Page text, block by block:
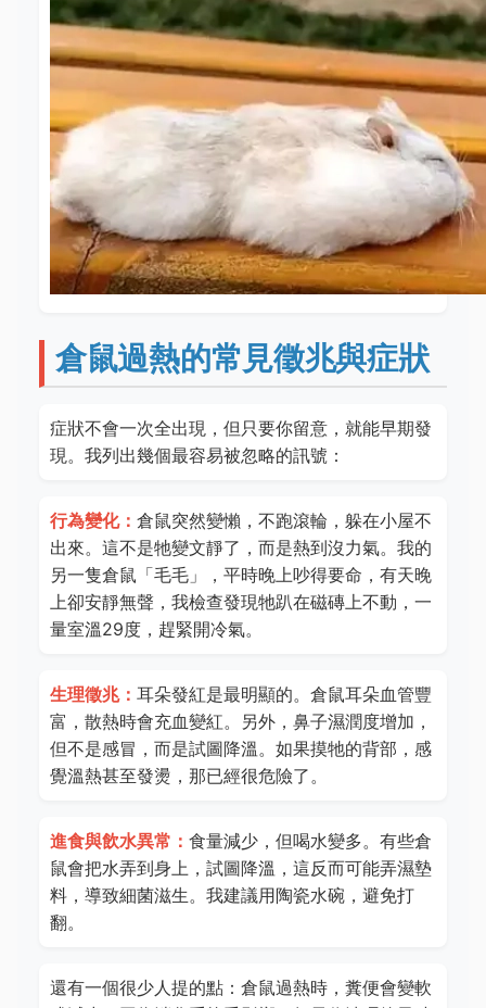
倉鼠過熱的常見徵兆與症狀
症狀不會一次全出現，但只要你留意，就能早期發
現。我列出幾個最容易被忽略的訊號：
行為變化： 倉鼠突然變懶，不跑滾輪，躲在小屋不
出來。這不是牠變文靜了，而是熱到沒力氣。我的
另一隻倉鼠「毛毛」，平時晚上吵得要命，有天晚
上卻安靜無聲，我檢查發現牠趴在磁磚上不動，一
量室溫29度，趕緊開冷氣。
生理徵兆： 耳朵發紅是最明顯的。倉鼠耳朵血管豐
富，散熱時會充血變紅。另外，鼻子濕潤度增加，
但不是感冒，而是試圖降溫。如果摸牠的背部，感
覺溫熱甚至發燙，那已經很危險了。
進食與飲水異常： 食量減少，但喝水變多。有些倉
鼠會把水弄到身上，試圖降溫，這反而可能弄濕墊
料，導致細菌滋生。我建議用陶瓷水碗，避免打
翻。
還有一個很少人提的點：倉鼠過熱時，糞便會變軟